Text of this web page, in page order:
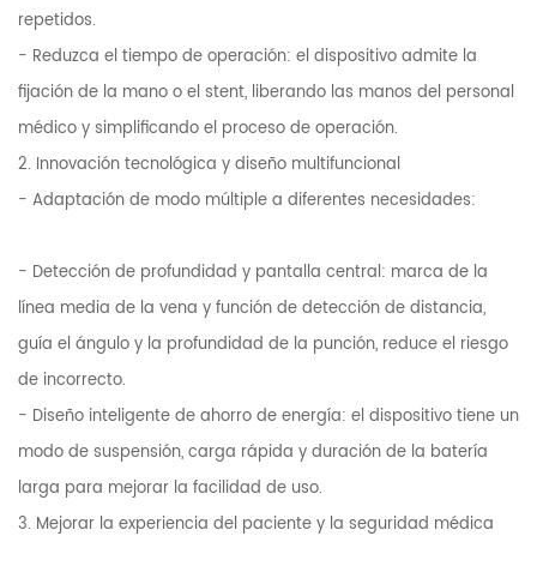
repetidos.
- Reduzca el tiempo de operación: el dispositivo admite la
fijación de la mano o el stent, liberando las manos del personal
médico y simplificando el proceso de operación.
2. Innovación tecnológica y diseño multifuncional
- Adaptación de modo múltiple a diferentes necesidades:
- Detección de profundidad y pantalla central: marca de la
línea media de la vena y función de detección de distancia,
guía el ángulo y la profundidad de la punción, reduce el riesgo
de incorrecto.
- Diseño inteligente de ahorro de energía: el dispositivo tiene un
modo de suspensión, carga rápida y duración de la batería
larga para mejorar la facilidad de uso.
3. Mejorar la experiencia del paciente y la seguridad médica